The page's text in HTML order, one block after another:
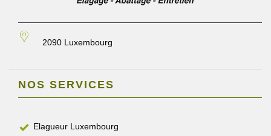
2090 Luxembourg
NOS SERVICES
Elagueur Luxembourg